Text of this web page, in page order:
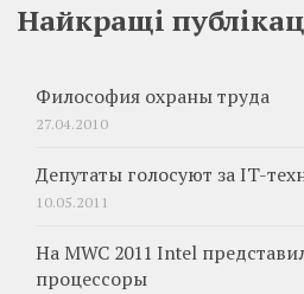
Найкращі
Философия охраны труда
27.04.2010
Депутаты голосуют за IT-
10.05.2011
На MWC 2011 Intel
процессоры